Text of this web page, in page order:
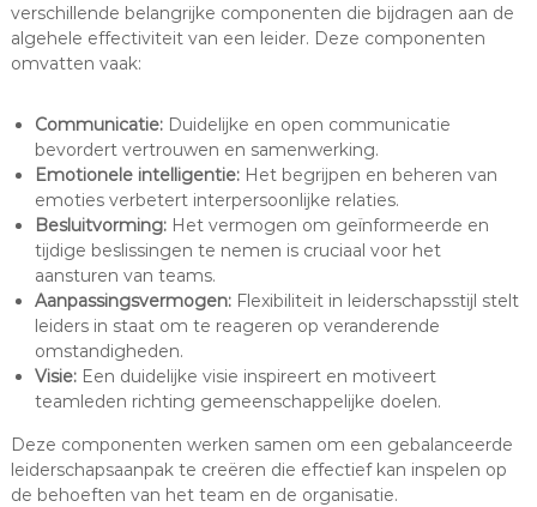
verschillende belangrijke componenten die bijdragen aan de
algehele effectiviteit van een leider. Deze componenten
omvatten vaak:
Communicatie:Duidelijke en open communicatie
bevordert vertrouwen en samenwerking.
Emotionele intelligentie:Het begrijpen en beheren van
emoties verbetert interpersoonlijke relaties.
Besluitvorming:Het vermogen om geïnformeerde en
tijdige beslissingen te nemen is cruciaal voor het
aansturen van teams.
Aanpassingsvermogen:Flexibiliteit in leiderschapsstijl stelt
leiders in staat om te reageren op veranderende
omstandigheden.
Visie:Een duidelijke visie inspireert en motiveert
teamleden richting gemeenschappelijke doelen.
Deze componenten werken samen om een gebalanceerde
leiderschapsaanpak te creëren die effectief kan inspelen op
de behoeften van het team en de organisatie.